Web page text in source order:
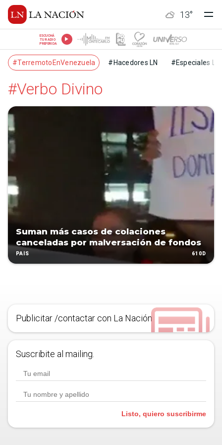
13°
ESCUCHÁ
TU RADIO
PREFERIDA
#TerremotoEnVenezuela #Hacedores LN #Especiales LN
#Verbo Divino
Suman más casos de colaciones
canceladas por malversación de fondos
PAÍS 610D
Publicitar /contactar con La Nación
Suscribite al mailing.
Listo, quiero suscribirme